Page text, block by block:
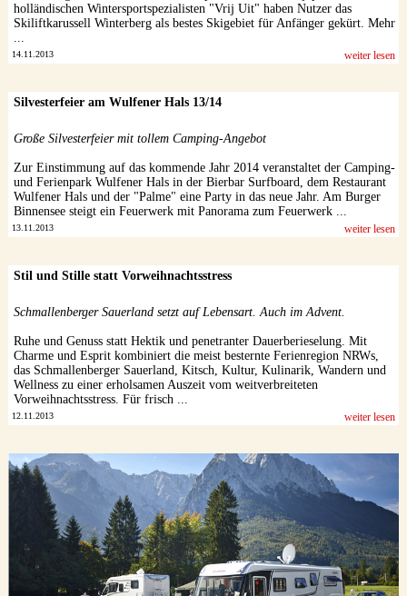
holländischen Wintersportspezialisten "Vrij Uit" haben Nutzer das
Skiliftkarussell Winterberg als bestes Skigebiet für Anfänger gekürt. Mehr
...
14.11.2013 weiter lesen
Silvesterfeier am Wulfener Hals 13/14
Große Silvesterfeier mit tollem Camping-Angebot
Zur Einstimmung auf das kommende Jahr 2014 veranstaltet der Camping-
und Ferienpark Wulfener Hals in der Bierbar Surfboard, dem Restaurant
Wulfener Hals und der "Palme" eine Party in das neue Jahr. Am Burger
Binnensee steigt ein Feuerwerk mit Panorama zum Feuerwerk ...
13.11.2013 weiter lesen
Stil und Stille statt Vorweihnachtsstress
Schmallenberger Sauerland setzt auf Lebensart. Auch im Advent.
Ruhe und Genuss statt Hektik und penetranter Dauerberieselung. Mit
Charme und Esprit kombiniert die meist besternte Ferienregion NRWs,
das Schmallenberger Sauerland, Kitsch, Kultur, Kulinarik, Wandern und
Wellness zu einer erholsamen Auszeit vom weitverbreiteten
Vorweihnachtsstress. Für frisch ...
12.11.2013 weiter lesen